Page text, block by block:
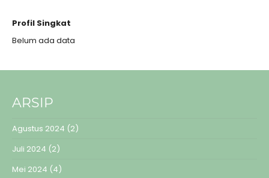
Profil Singkat
Belum ada data
ARSIP
Agustus 2024 (2)
Juli 2024 (2)
Mei 2024 (4)